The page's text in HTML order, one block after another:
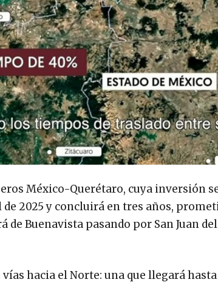
México-Querétaro, cuya inversión
2025 y concluirá en tres años,
de Buenavista pasando por San Juan
hacia el Norte: una que llegará